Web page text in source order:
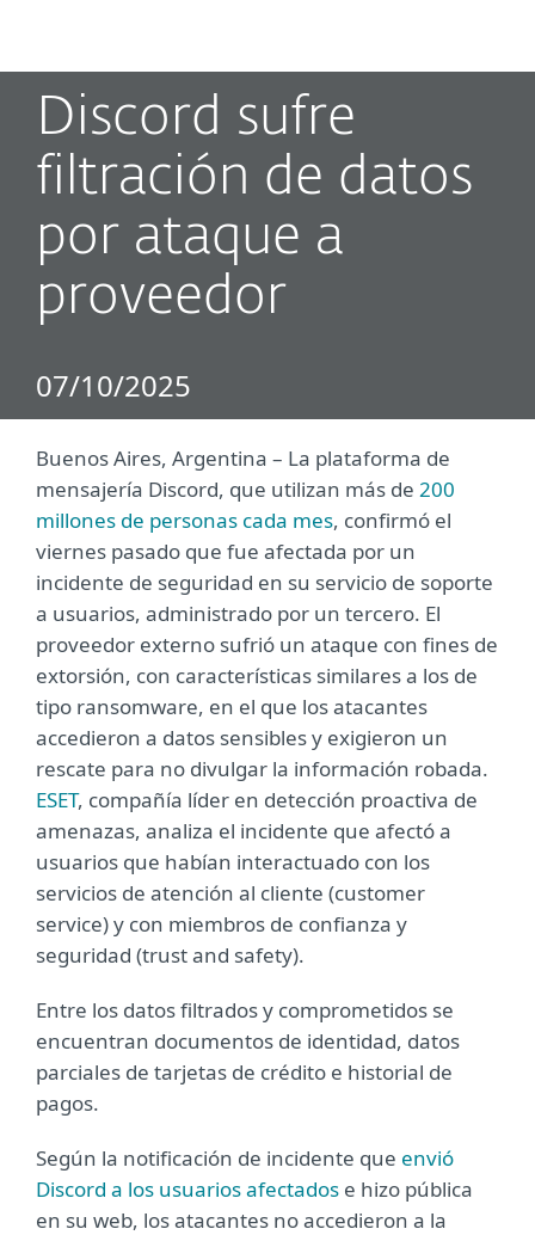
Discord sufre
filtración de datos
por ataque a
proveedor
07/10/2025
Buenos Aires, Argentina ­– La plataforma de
mensajería Discord, que utilizan más de 200
millones de personas cada mes, confirmó el
viernes pasado que fue afectada por un
incidente de seguridad en su servicio de soporte
a usuarios, administrado por un tercero. El
proveedor externo sufrió un ataque con fines de
extorsión, con características similares a los de
tipo ransomware, en el que los atacantes
accedieron a datos sensibles y exigieron un
rescate para no divulgar la información robada.
ESET, compañía líder en detección proactiva de
amenazas, analiza el incidente que afectó a
usuarios que habían interactuado con los
servicios de atención al cliente (customer
service) y con miembros de confianza y
seguridad (trust and safety).
Entre los datos filtrados y comprometidos se
encuentran documentos de identidad, datos
parciales de tarjetas de crédito e historial de
pagos.
Según la notificación de incidente que envió
Discord a los usuarios afectados e hizo pública
en su web, los atacantes no accedieron a la